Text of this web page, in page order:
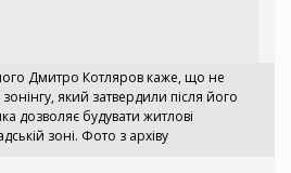
Дмитро Котляров каже, що не
який затвердили після його
дозволяє будувати житлові
зоні. Фото з архіву